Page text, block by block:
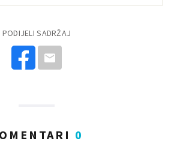
PODIJELI SADRŽAJ
0